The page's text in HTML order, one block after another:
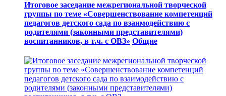
Итоговое заседание межрегиональной творческой
группы по теме «Совершенствование компетенций
педагогов детского сада по взаимодействию с
родителями (законными представителями)
воспитанников, в т.ч. с ОВЗ» Общие